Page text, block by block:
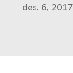
des. 6, 2017